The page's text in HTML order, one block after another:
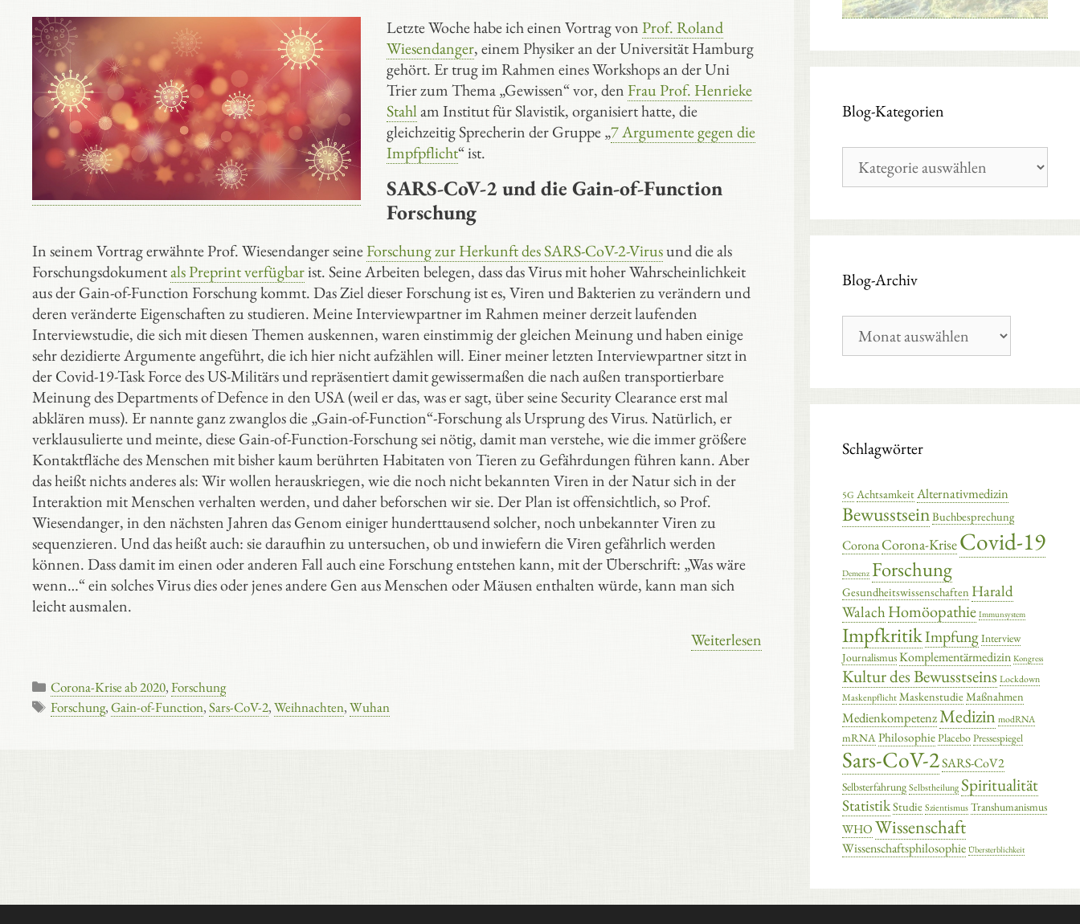
Letzte Woche habe ich einen Vortrag vonProf. Roland
Wiesendanger, einem Physiker an der Universität Hamburg
gehört. Er trug im Rahmen eines Workshops an der Uni
Trier zum Thema „Gewissen“ vor, denFrau Prof. Henrieke
Stahlam Institut für Slavistik, organisiert hatte, die
gleichzeitig Sprecherin der Gruppe „7 Argumente gegen die
Impfpflicht“ ist.
SARS-CoV-2 und die Gain-of-Function
Forschung
In seinem Vortrag erwähnte Prof. Wiesendanger seineForschung zur Herkunft des SARS-CoV-2-Virusund die als
Forschungsdokumentals Preprint verfügbarist. Seine Arbeiten belegen, dass das Virus mit hoher Wahrscheinlichkeit
aus der Gain-of-Function Forschung kommt. Das Ziel dieser Forschung ist es, Viren und Bakterien zu verändern und
deren veränderte Eigenschaften zu studieren. Meine Interviewpartner im Rahmen meiner derzeit laufenden
Interviewstudie, die sich mit diesen Themen auskennen, waren einstimmig der gleichen Meinung und haben einige
sehr dezidierte Argumente angeführt, die ich hier nicht aufzählen will. Einer meiner letzten Interviewpartner sitzt in
der Covid-19-Task Force des US-Militärs und repräsentiert damit gewissermaßen die nach außen transportierbare
Meinung des Departments of Defence in den USA (weil er das, was er sagt, über seine Security Clearance erst mal
abklären muss). Er nannte ganz zwanglos die „Gain-of-Function“-Forschung als Ursprung des Virus. Natürlich, er
verklausulierte und meinte, diese Gain-of-Function-Forschung sei nötig, damit man verstehe, wie die immer größere
Kontaktfläche des Menschen mit bisher kaum berührten Habitaten von Tieren zu Gefährdungen führen kann. Aber
das heißt nichts anderes als: Wir wollen herauskriegen, wie die noch nicht bekannten Viren in der Natur sich in der
Interaktion mit Menschen verhalten werden, und daher beforschen wir sie. Der Plan ist offensichtlich, so Prof.
Wiesendanger, in den nächsten Jahren das Genom einiger hunderttausend solcher, noch unbekannter Viren zu
sequenzieren. Und das heißt auch: sie daraufhin zu untersuchen, ob und inwiefern die Viren gefährlich werden
können. Dass damit im einen oder anderen Fall auch eine Forschung entstehen kann, mit der Überschrift: „Was wäre
wenn…“ ein solches Virus dies oder jenes andere Gen aus Menschen oder Mäusen enthalten würde, kann man sich
leicht ausmalen.
Weiterlesen
Kategorien
Corona-Krise ab 2020,Forschung
Schlagwörter
Forschung,Gain-of-Function,Sars-CoV-2,Weihnachten,Wuhan
Blog-Kategorien
Kategorien
Blog-Archiv
Archiv
Schlagwörter
5G AchtsamkeitAlternativmedizin
BewusstseinBuchbesprechung
CoronaCorona-KriseCovid-19
Demenz Forschung
Gesundheitswissenschaften Harald
Walach Homöopathie Immunsystem
ImpfkritikImpfungInterview
JournalismusKomplementärmedizin Kongress
Kultur des Bewusstseins Lockdown
MaskenpflichtMaskenstudieMaßnahmen
MedienkompetenzMedizin modRNA
mRNAPhilosophiePlaceboPressespiegel
Sars-CoV-2SARS-CoV2
SelbsterfahrungSelbstheilung Spiritualität
StatistikStudieSzientismusTranshumanismus
WHO Wissenschaft
Wissenschaftsphilosophie Übersterblichkeit